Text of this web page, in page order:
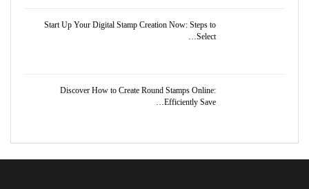
Start Up Your Digital Stamp Creation Now: Steps to
Select…
Discover How to Create Round Stamps Online:
Efficiently Save…